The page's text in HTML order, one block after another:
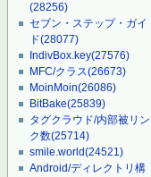
(28256)
セブン・ステップ・ガイ
ド(28077)
IndivBox.key(27576)
MFC/クラス(26673)
MoinMoin(26086)
BitBake(25839)
タグクラウド/内部被リン
ク数(25714)
smile.world(24521)
Android/ディレクトリ構